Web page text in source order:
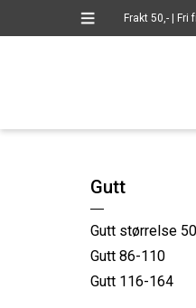
Frakt 50,- | Fri
Gutt
Gutt størrelse
Gutt 86-110
Gutt 116-164